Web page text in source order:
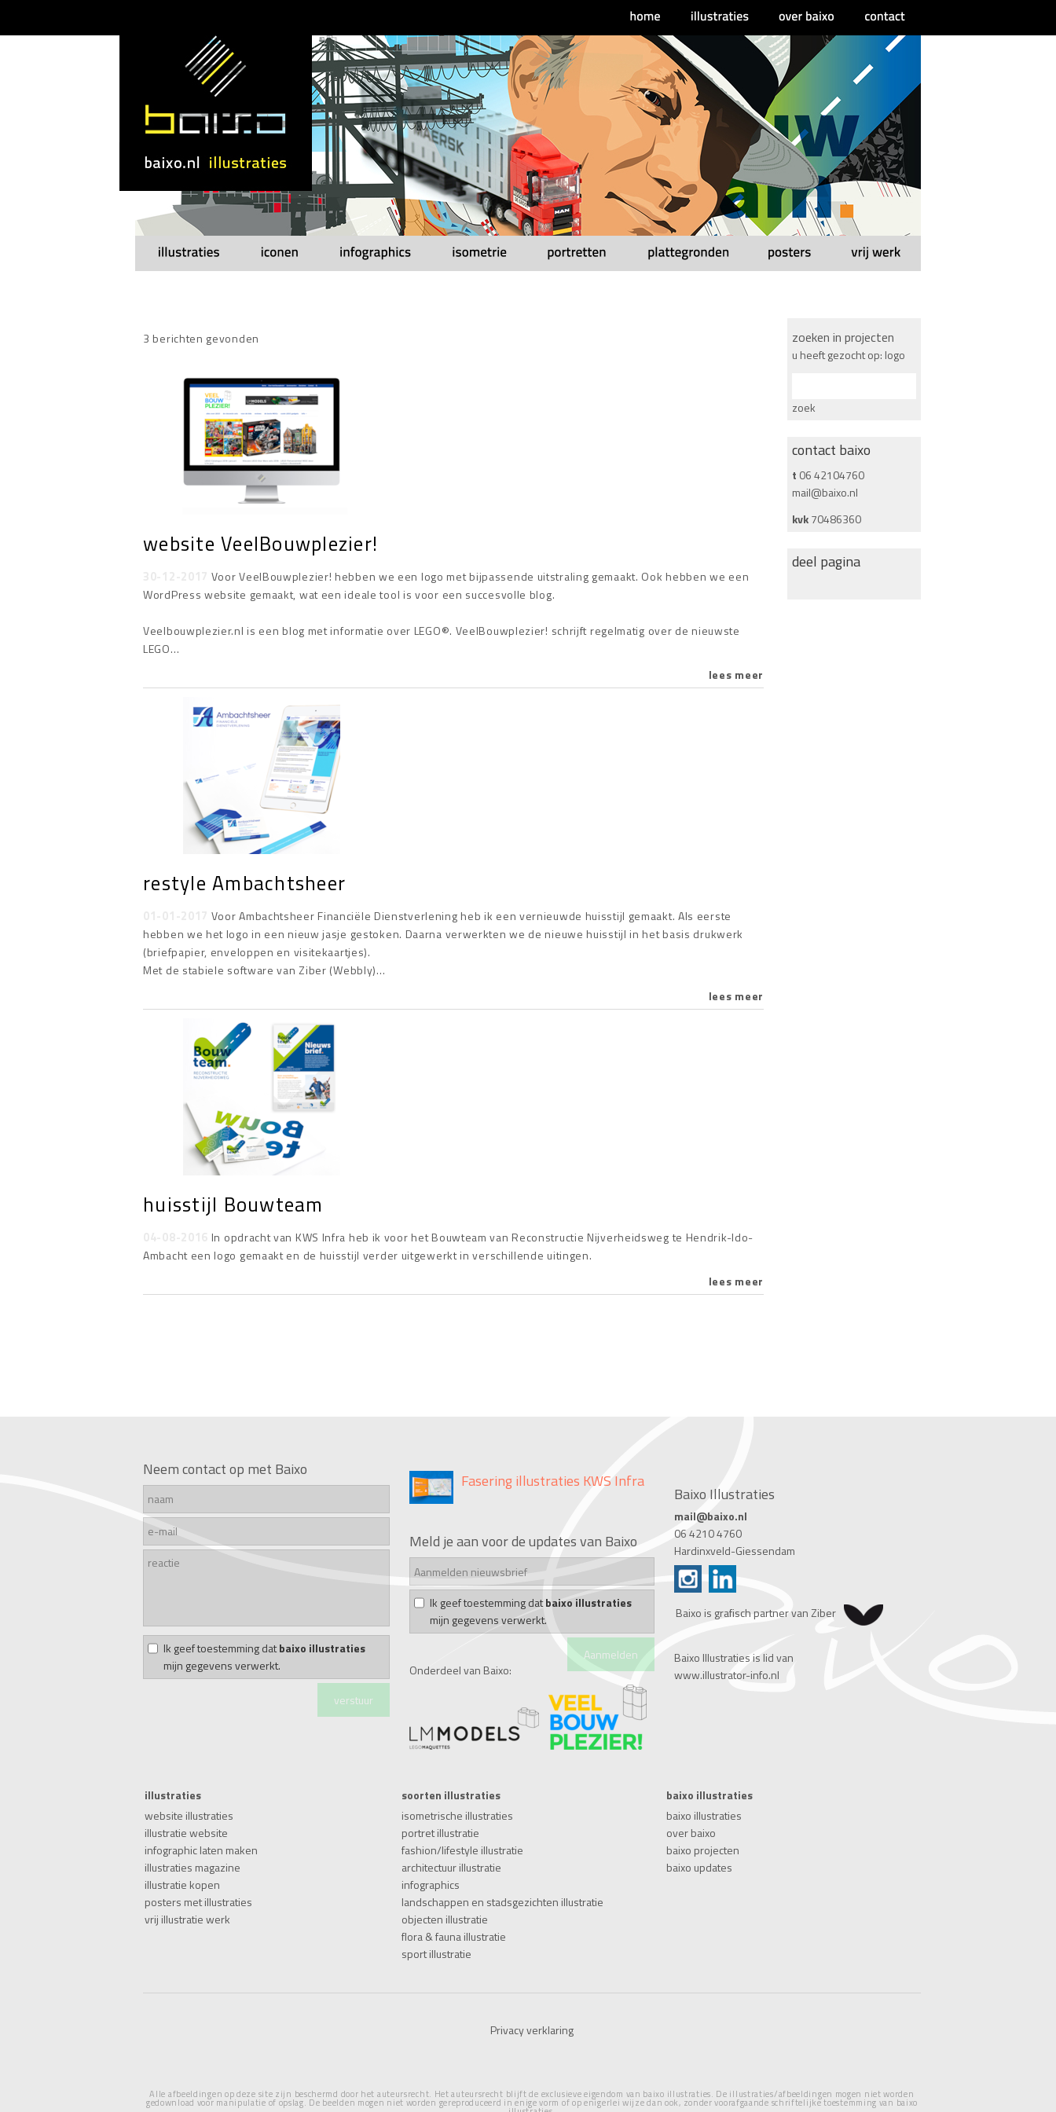
3 berichten gevonden
website VeelBouwplezier!
Voor VeelBouwplezier! hebben we een logo met bijpassende uitstraling gemaakt. Ook hebben we een
WordPress website gemaakt, wat een ideale tool is voor een succesvolle blog.
Veelbouwplezier.nl is een blog met informatie over LEGO®. VeelBouwplezier! schrijft regelmatig over de nieuwste
LEGO…
lees meer
restyle Ambachtsheer
Voor Ambachtsheer Financiële Dienstverlening heb ik een vernieuwde huisstijl gemaakt. Als eerste
hebben we het logo in een nieuw jasje gestoken. Daarna verwerkten we de nieuwe huisstijl in het basis drukwerk
(briefpapier, enveloppen en visitekaartjes).
Met de stabiele software van Ziber (Webbly)…
lees meer
huisstijl Bouwteam
In opdracht van KWS Infra heb ik voor het Bouwteam van Reconstructie Nijverheidsweg te Hendrik-Ido-
Ambacht een logo gemaakt en de huisstijl verder uitgewerkt in verschillende uitingen.
lees meer
zoeken in projecten
u heeft gezocht op: logo
zoek
contact baixo
t 06 42104760
mail@baixo.nl
kvk70486360
deel pagina
Neem contact op met Baixo
Ik geef toestemming datbaixo illustraties
mijn gegevens verwerkt.
Fasering illustraties KWS Infra
Customer Journey Bakker Arkel
Infographics gemeente
Hardinxveld
Meld je aan voor de updates van Baixo
Ik geef toestemming datbaixo illustraties
mijn gegevens verwerkt.
Onderdeel van Baixo:
Baixo Illustraties
mail@baixo.nl
06 4210 4760
Hardinxveld-Giessendam
Baixo is grafisch partner van Ziber
Baixo Illustratiesis lid van
www.illustrator-info.nl
illustraties soorten illustraties
baixo illustraties
website illustraties
illustratie website
infographic laten maken
illustraties magazine
illustratie kopen
posters met illustraties
vrij illustratie werk
isometrische illustraties
portret illustratie
fashion/lifestyle illustratie
architectuur illustratie
infographics
landschappen en stadsgezichten illustratie
objecten illustratie
flora & fauna illustratie
sport illustratie
baixo illustraties
over baixo
baixo projecten
baixo updates
Privacy verklaring
Alle afbeeldingen op deze site zijn beschermd door het auteursrecht. Het auteursrecht blijft de exclusieve eigendom van baixo illustraties. De illustraties/afbeeldingen mogen niet worden
gedownload voor manipulatie of opslag. De beelden mogen niet worden gereproduceerd in enige vorm of op enigerlei wijze dan ook, zonder voorafgaande schriftelijke toestemming van baixo